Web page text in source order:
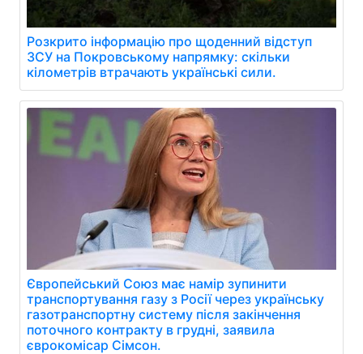
Розкрито інформацію про щоденний відступ
ЗСУ на Покровському напрямку: скільки
кілометрів втрачають українські сили.
Європейський Союз має намір зупинити
транспортування газу з Росії через українську
газотранспортну систему після закінчення
поточного контракту в грудні, заявила
єврокомісар Сімсон.